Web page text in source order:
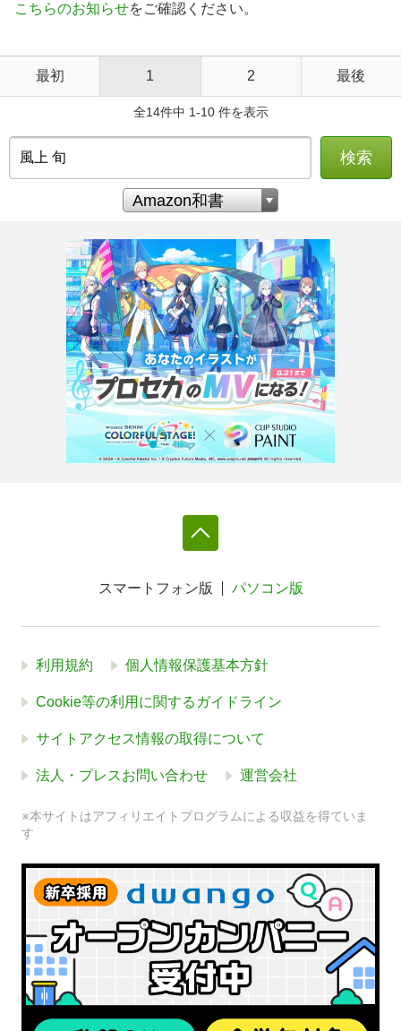
こちらのお知らせをご確認ください。
最初 1 2 最後
全14件中 1-10 件を表示
検索
スマートフォン版 パソコン版
利用規約 個人情報保護基本方針
Cookie等の利用に関するガイドライン
サイトアクセス情報の取得について
法人・プレスお問い合わせ 運営会社
※本サイトはアフィリエイトプログラムによる収益を得ていま
す